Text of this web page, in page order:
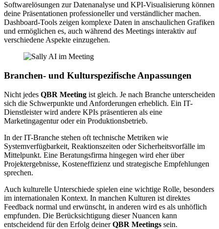
Softwarelösungen zur Datenanalyse und KPI-Visualisierung können
deine Präsentationen professioneller und verständlicher machen.
Dashboard-Tools zeigen komplexe Daten in anschaulichen Grafiken
und ermöglichen es, auch während des Meetings interaktiv auf
verschiedene Aspekte einzugehen.
Branchen- und Kulturspezifische Anpassungen
Nicht jedes QBR Meeting ist gleich. Je nach Branche unterscheiden
sich die Schwerpunkte und Anforderungen erheblich. Ein IT-
Dienstleister wird andere KPIs präsentieren als eine
Marketingagentur oder ein Produktionsbetrieb.
In der IT-Branche stehen oft technische Metriken wie
Systemverfügbarkeit, Reaktionszeiten oder Sicherheitsvorfälle im
Mittelpunkt. Eine Beratungsfirma hingegen wird eher über
Projektergebnisse, Kosteneffizienz und strategische Empfehlungen
sprechen.
Auch kulturelle Unterschiede spielen eine wichtige Rolle, besonders
im internationalen Kontext. In manchen Kulturen ist direktes
Feedback normal und erwünscht, in anderen wird es als unhöflich
empfunden. Die Berücksichtigung dieser Nuancen kann
entscheidend für den Erfolg deinerQBR Meetings sein.